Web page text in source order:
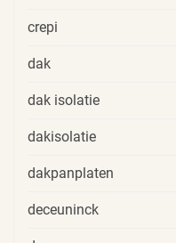
crepi
dak
dak isolatie
dakisolatie
dakpanplaten
deceuninck